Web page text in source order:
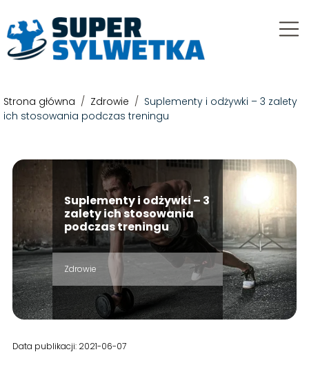
Strona główna / Zdrowie / Suplementy i odżywki – 3 zalety
ich stosowania podczas treningu
Suplementy i odżywki – 3
zalety ich stosowania
podczas treningu
Zdrowie
Data publikacji: 2021-06-07